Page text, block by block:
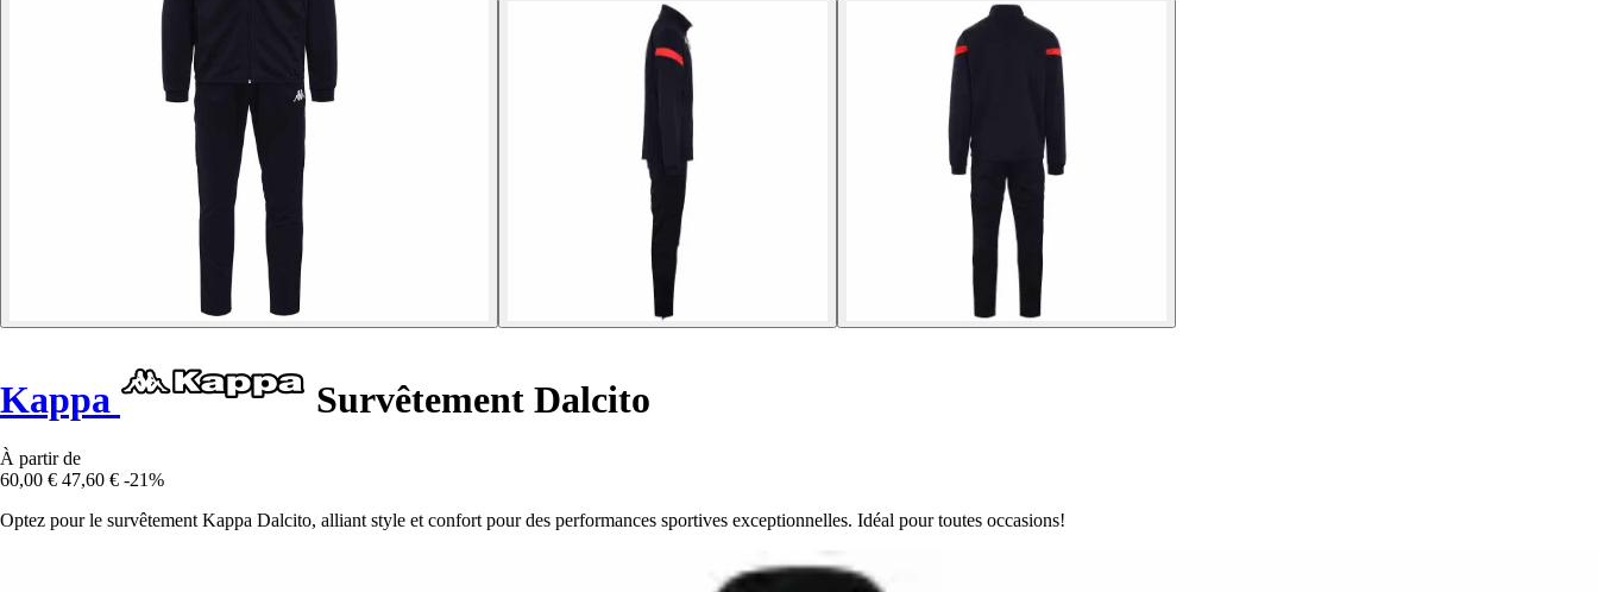
Kappa Survêtement Dalcito
À partir de
60,00 € 47,60 € -21%
Optez pour le survêtement Kappa Dalcito, alliant style et confort pour des performances sportives exceptionnelles. Idéal pour toutes occasions!